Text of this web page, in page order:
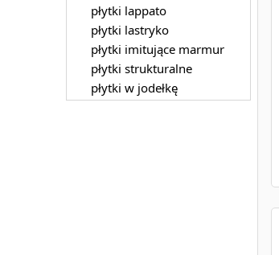
płytki lappato
płytki lastryko
płytki imitujące marmur
płytki strukturalne
płytki w jodełkę